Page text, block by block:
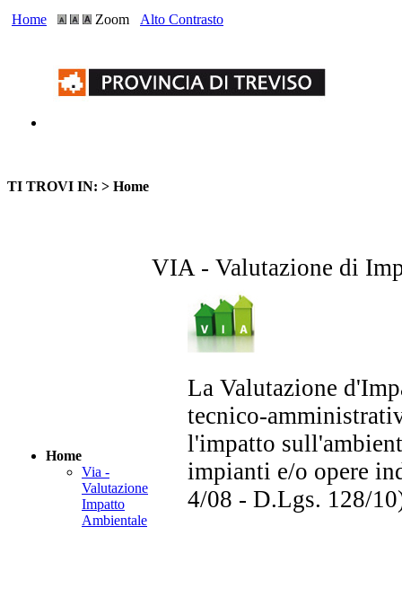
Home Zoom Alto Contrasto
TI TROVI IN: > Home
Home
Via -
Valutazione
Impatto
Ambientale
VIA - Valutazione di
La Valutazione
tecnico-
l'impatto
impianti e/o opere
4/08 - D.Lgs. 128/